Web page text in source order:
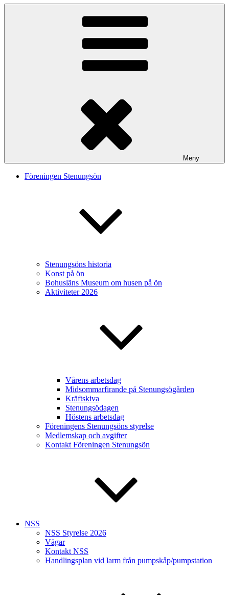
Meny
Föreningen Stenungsön
Stenungsöns historia
Konst på ön
Bohusläns Museum om husen på ön
Aktiviteter 2026
Vårens arbetsdag
Midsommarfirande på Stenungsögården
Kräftskiva
Stenungsödagen
Höstens arbetsdag
Föreningens Stenungsöns styrelse
Medlemskap och avgifter
Kontakt Föreningen Stenungsön
NSS
NSS Styrelse 2026
Vägar
Kontakt NSS
Handlingsplan vid larm från pumpskåp/pumpstation